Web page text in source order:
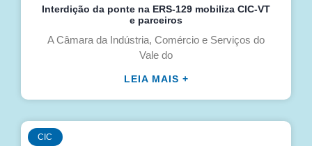
Interdição da ponte na ERS-129 mobiliza CIC-VT
e parceiros
A Câmara da Indústria, Comércio e Serviços do
Vale do
LEIA MAIS +
CIC